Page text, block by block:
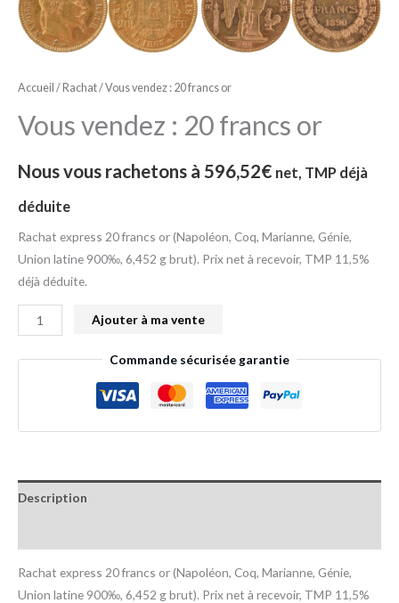
Accueil /Rachat/ Vous vendez : 20 francs or
Vous vendez : 20 francs or
Nous vous rachetons à 596,52€ net, TMP déjà
déduite
Rachat express 20 francs or (Napoléon, Coq, Marianne, Génie,
Union latine 900‰, 6,452 g brut). Prix net à recevoir, TMP 11,5%
déjà déduite.
francs
or
Ajouter à ma vente
Commande sécurisée garantie
Description
Rachat express 20 francs or (Napoléon, Coq, Marianne, Génie,
Union latine 900‰, 6,452 g brut). Prix net à recevoir, TMP 11,5%